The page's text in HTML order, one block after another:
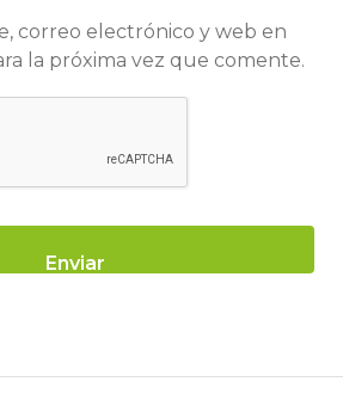
correo electrónico y web en
la próxima vez que comente.